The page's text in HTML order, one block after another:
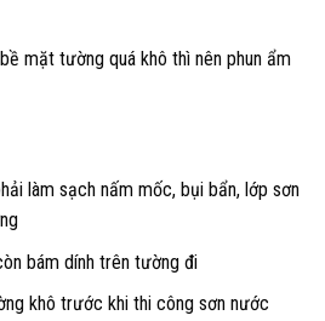
mặt tường quá khô thì nên phun ẩm
làm sạch nấm mốc, bụi bẩn, lớp sơn
bám dính trên tường đi
khô trước khi thi công sơn nước